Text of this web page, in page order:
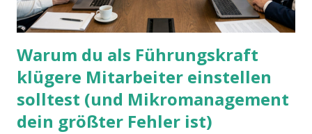
Warum du als Führungskraft
klügere Mitarbeiter einstellen
solltest (und Mikromanagement
dein größter Fehler ist)